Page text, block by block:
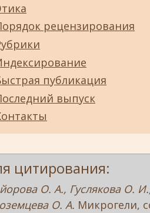
рецензирования
публикация
выпуск
цитирования:
О. А., Гуслякова О.
О. А. Микрогели,